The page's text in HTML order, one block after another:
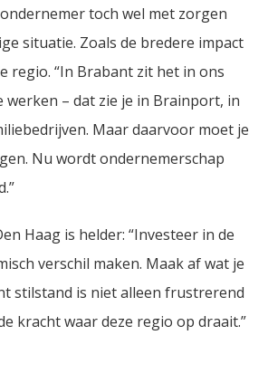
toch wel met zorgen
situatie. Zoals de bredere impact
regio. “In Brabant zit het in ons
werken – dat zie je in Brainport, in
Maar daarvoor moet je
Nu wordt ondernemerschap
Haag is helder: “Investeer in de
verschil maken. Maak af wat je
stilstand is niet alleen frustrerend
kracht waar deze regio op draait.”